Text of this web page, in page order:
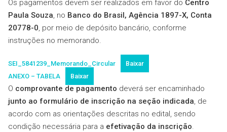
Os pagamentos devem ser realizados em favor do Centro
Paula Souza, no Banco do Brasil, Agência 1897-X, Conta
20778-0, por meio de depósito bancário, conforme
instruções no memorando.
SEI_5841239_Memorando_Circular
Baixar
ANEXO – TABELA
Baixar
O comprovante de pagamento deverá ser encaminhado
junto ao formulário de inscrição na seção indicada, de
acordo com as orientações descritas no edital, sendo
condição necessária para a efetivação da inscrição.